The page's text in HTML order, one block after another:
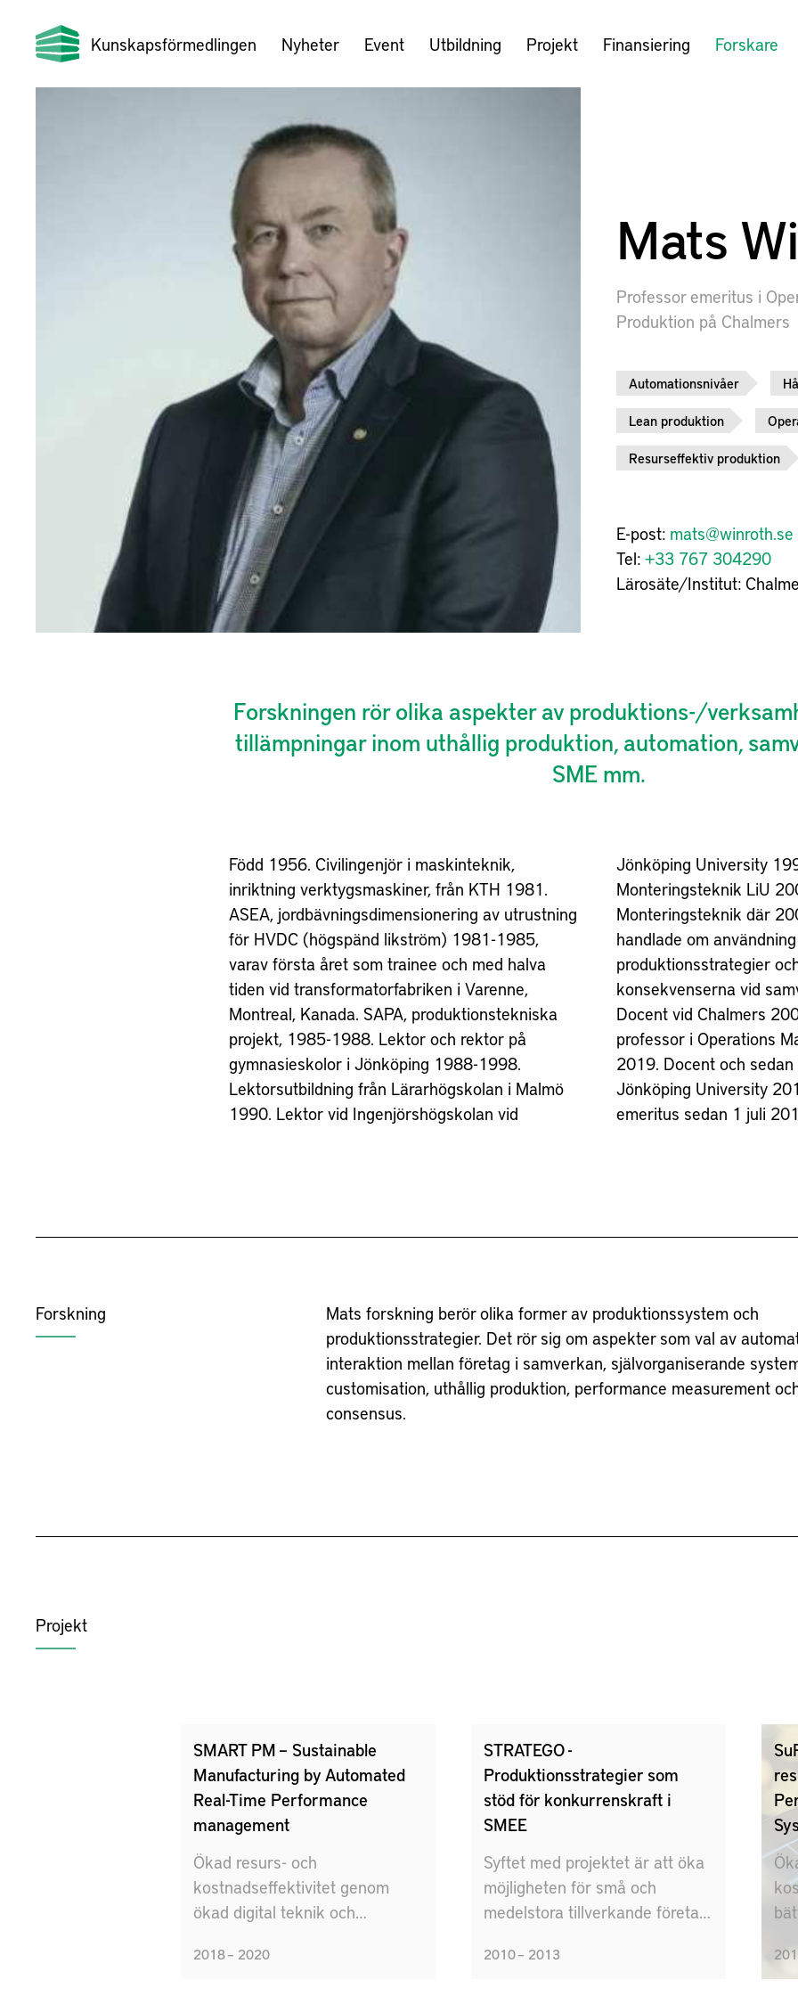
Kunskapsförmedlingen Nyheter Event Utbildning Projekt Finansiering Forskare
Mats
Professor emeritus i
Produktion på Chalmers
Automationsnivåer
Lean produktion
Resurseffektiv produktion
E-post: mats@winroth.se
Tel:+33 767 304290
Lärosäte/Institut:
Forskningen rör olika aspekter av produktions-/
tillämpningar inom uthållig produktion, automation,
SME mm.
Född 1956. Civilingenjör i maskinteknik,
inriktning verktygsmaskiner, från KTH 1981.
ASEA, jordbävningsdimensionering av utrustning
för HVDC (högspänd likström) 1981-1985,
varav första året som trainee och med halva
tiden vid transformatorfabriken i Varenne,
Montreal, Kanada. SAPA, produktionstekniska
projekt, 1985-1988. Lektor och rektor på
gymnasieskolor i Jönköping 1988-1998.
Lektorsutbildning från Lärarhögskolan i Malmö
1990. Lektor vid Ingenjörshögskolan vid
Jönköping University 1998-2008. Tekn Lic i
Monteringsteknik LiU 2001 och Tekn Dr i
Monteringsteknik där 2004. Avhandlingen
handlade om användning av
produktionsstrategier och speciellt
konsekvenserna vid samverkande företag.
Docent vid Chalmers 2008 och biträdande
professor i Operations Management där 2013-
2019. Docent och sedan professor vid
Jönköping University 2010-2018. Professor
emeritus sedan 1 juli
Forskning
Mats forskning berör olika former av produktionssystem och
produktionsstrategier. Det rör sig om aspekter som val av
interaktion mellan företag i samverkan, självorganiserande
customisation, uthållig produktion, performance measurement
consensus.
Projekt
SMART PM – Sustainable
Manufacturing by Automated
Real-Time Performance
management
Ökad resurs- och
kostnadseffektivitet genom
ökad digital teknik och
hantering, och nya
2018 – 2020
STRATEGO -
Produktionsstrategier som
stöd för konkurrenskraft i
SMEE
Syftet med projektet är att öka
möjligheten för små och
medelstora tillverkande företag
produktionsstrategier som
2010 – 2013